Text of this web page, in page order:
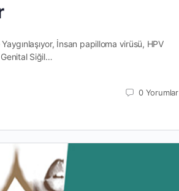
İnsan papilloma virüsü, HPV
Siğil…
0 Yorumlar